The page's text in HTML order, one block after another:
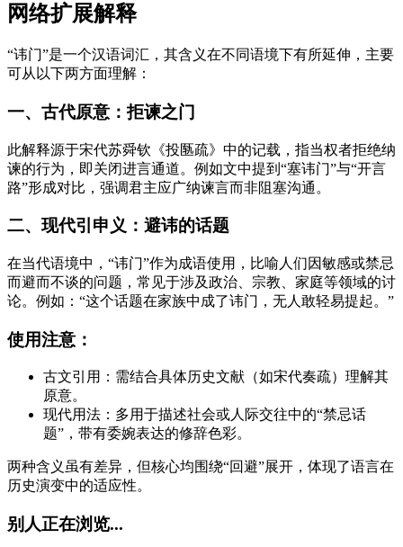
网络扩展解释
“讳门”是一个汉语词汇，其含义在不同语境下有所延伸，主要
可从以下两方面理解：
一、古代原意：拒谏之门
此解释源于宋代苏舜钦《投匦疏》中的记载，指当权者拒绝纳
谏的行为，即关闭进言通道。例如文中提到“塞讳门”与“开言
路”形成对比，强调君主应广纳谏言而非阻塞沟通。
二、现代引申义：避讳的话题
在当代语境中，“讳门”作为成语使用，比喻人们因敏感或禁忌
而避而不谈的问题，常见于涉及政治、宗教、家庭等领域的讨
论。例如：“这个话题在家族中成了讳门，无人敢轻易提起。”
使用注意：
古文引用：需结合具体历史文献（如宋代奏疏）理解其
原意。
现代用法：多用于描述社会或人际交往中的“禁忌话
题”，带有委婉表达的修辞色彩。
两种含义虽有差异，但核心均围绕“回避”展开，体现了语言在
历史演变中的适应性。
别人正在浏览...